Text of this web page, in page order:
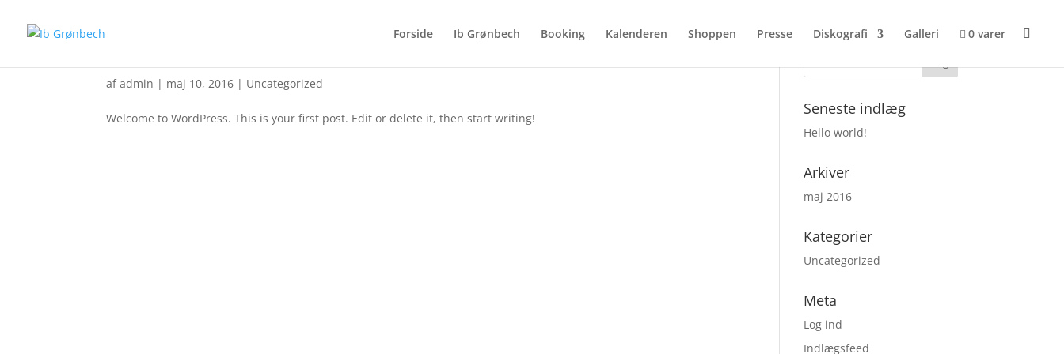
Forside Ib Grønbech Booking Kalenderen Shoppen Presse Diskografi Galleri 0 varer
afadmin | maj 10, 2016 | Uncategorized
Welcome to WordPress. This is your first post. Edit or delete it, then start writing!
Seneste indlæg
Hello world!
Arkiver
maj 2016
Kategorier
Uncategorized
Meta
Log ind
Indlægsfeed